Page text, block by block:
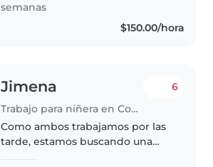
semanas
$150.00/hora
Jimena
Trabajo para niñera en Coyoacán
6
Como ambos trabajamos por las
tarde, estamos buscando una